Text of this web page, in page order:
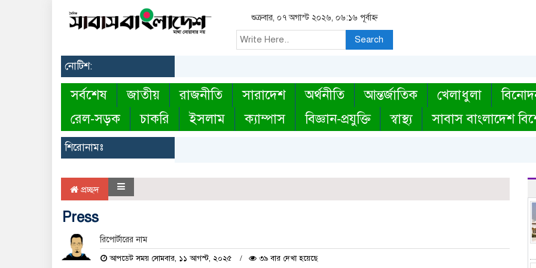
শুক্রবার, ০৭ অগাস্ট ২০২৬, ০৬:১৬ পূর্বাহ্ন
Search
নোটিশ:
সর্বশেষ জাতীয় রাজনীতি সারাদেশ অর্থনীতি আন্তর্জাতিক খেলাধুলা
রেল-সড়ক
চাকরি ইসলাম ক্যাম্পাস বিজ্ঞান-প্রযুক্তি স্বাস্থ্য সাবাস বাংলাদেশ
শিরোনামঃ
প্রচ্ছদ
Press
রিপোর্টারের নাম
আপডেট সময় সোমবার, ১১ আগস্ট, ২০২৫ ৩৯ বার দেখা হয়েছে